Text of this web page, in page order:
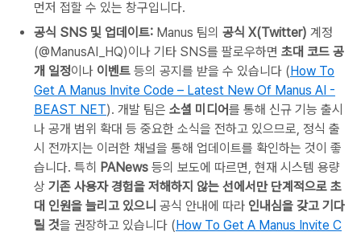
먼저 접할 수 있는 창구입니다.
공식 SNS 및 업데이트: Manus 팀의 공식 X(Twitter) 계정
(@ManusAI_HQ)이나 기타 SNS를 팔로우하면 초대 코드 공
개 일정이나 이벤트 등의 공지를 받을 수 있습니다 ( How To
Get A Manus Invite Code – Latest New Of Manus AI -
BEAST NET). 개발 팀은 소셜 미디어를 통해 신규 기능 출시
나 공개 범위 확대 등 중요한 소식을 전하고 있으므로, 정식 출
시 전까지는 이러한 채널을 통해 업데이트를 확인하는 것이 좋
습니다. 특히 PANews 등의 보도에 따르면, 현재 시스템 용량
상 기존 사용자 경험을 저해하지 않는 선에서만 단계적으로 초
대 인원을 늘리고 있으니 공식 안내에 따라 인내심을 갖고 기다
릴 것을 권장하고 있습니다 ( How To Get A Manus Invite C